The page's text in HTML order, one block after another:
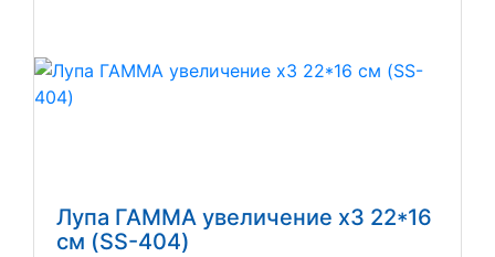
Лупа ГАММА увеличение х3 22*16
см (SS-404)